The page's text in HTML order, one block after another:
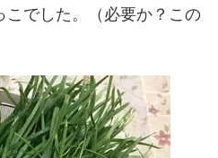
こでした。（必要か？この